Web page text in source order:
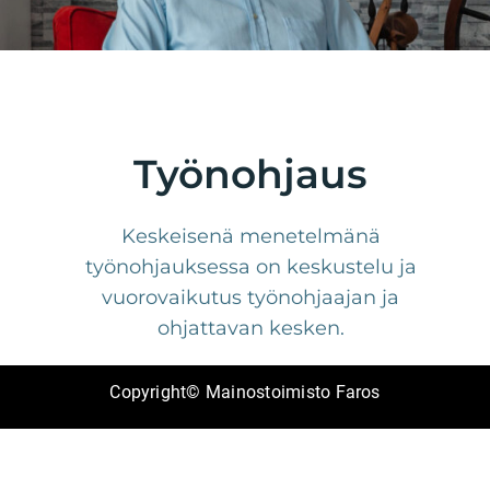
Työnohjaus
Keskeisenä menetelmänä
työnohjauksessa on keskustelu ja
vuorovaikutus työnohjaajan ja
ohjattavan kesken.
Copyright© Mainostoimisto Faros